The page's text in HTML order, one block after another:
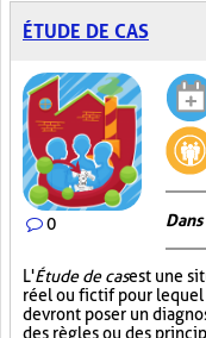
ÉTUDE DE CAS
0
L'Étude de casest une
réel ou fictif pour lequel
devront poser un
des règles ou des